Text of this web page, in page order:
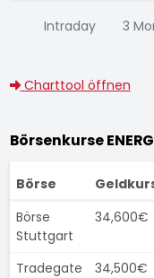
Intraday 3
Charttool öffnen
Börsenkurse
Börse
Börse
Stuttgart
34,600€
Tradegate 34,500€